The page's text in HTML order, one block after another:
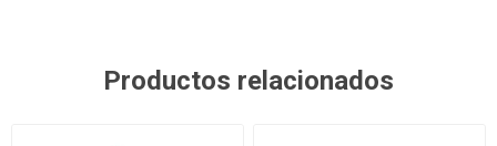
Productos relacionados